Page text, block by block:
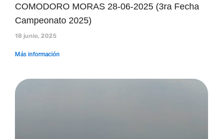
COMODORO MORAS 28-06-2025 (3ra Fecha
Campeonato 2025)
18 junio, 2025
Más información